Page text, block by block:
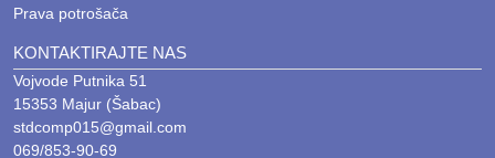
Prava potrošača
KONTAKTIRAJTE NAS
Vojvode Putnika 51
15353 Majur (Šabac)
stdcomp015@gmail.com
069/853-90-69